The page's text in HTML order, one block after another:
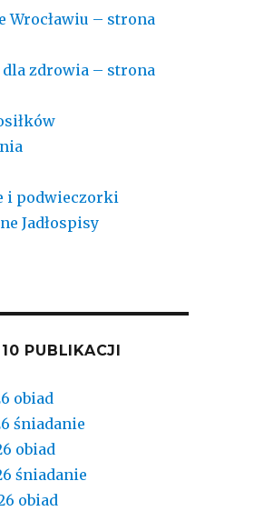
Wrocławiu – strona
zdrowia – strona
i podwieczorki
Jadłospisy
PUBLIKACJI
obiad
śniadanie
obiad
śniadanie
obiad